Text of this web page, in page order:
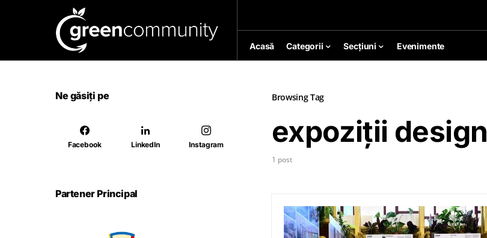
Acasă Categorii Secțiuni Evenimente
Browsing Tag
expoziții design
1 post
Ne găsiți pe
Facebook LinkedIn Instagram
Partener Principal